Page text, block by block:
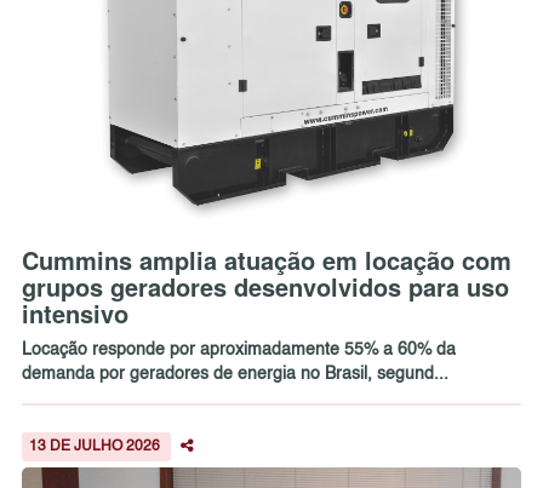
Cummins amplia atuação em locação com
grupos geradores desenvolvidos para uso
intensivo
Locação responde por aproximadamente 55% a 60% da
demanda por geradores de energia no Brasil, segund...
13 DE JULHO 2026